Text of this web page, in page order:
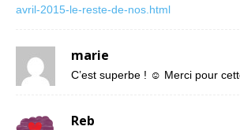
avril-2015-le-reste-de-nos.html
marie
C’est superbe ! ☺ Merci pour
Reb